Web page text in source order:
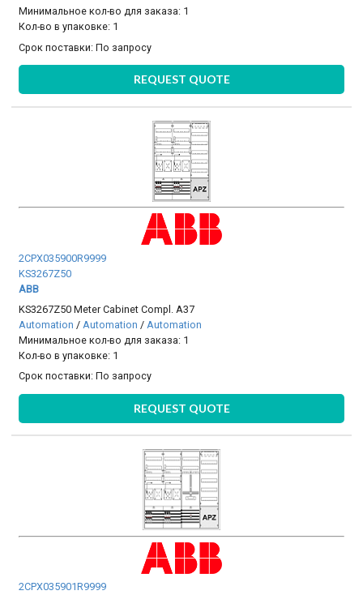
Минимальное кол-во для заказа: 1
Кол-во в упаковке: 1
Срок поставки:По запросу
REQUEST QUOTE
2CPX035900R9999
KS3267Z50
ABB
KS3267Z50 Meter Cabinet Compl. A37
Automation / Automation / Automation
Минимальное кол-во для заказа: 1
Кол-во в упаковке: 1
Срок поставки:По запросу
REQUEST QUOTE
2CPX035901R9999